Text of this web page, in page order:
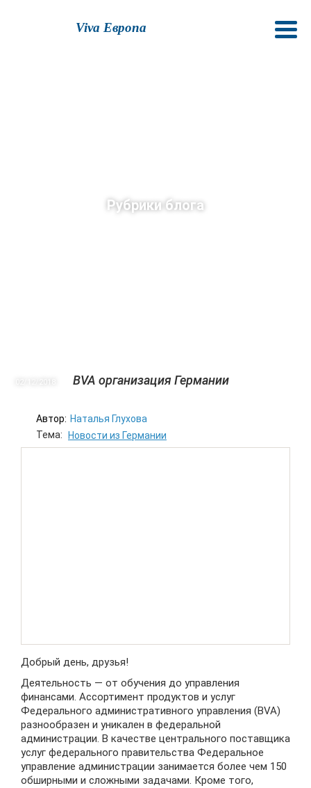
Viva Европа
Рубрики блога
BVA организация Германии
Автор: Наталья Глухова
Тема:
Новости из Германии
Добрый день, друзья!
Деятельность — от обучения до управления
финансами. Ассортимент продуктов и услуг
Федерального административного управления (BVA)
разнообразен и уникален в федеральной
администрации. В качестве центрального поставщика
услуг федерального правительства Федеральное
управление администрации занимается более чем 150
обширными и сложными задачами. Кроме того,